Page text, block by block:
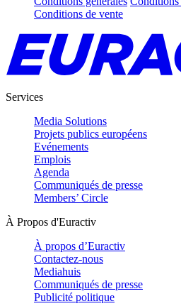
Conditions de vente
Services
Media Solutions
Projets publics européens
Evénements
Emplois
Agenda
Communiqués de presse
Members’ Circle
À Propos d'Euractiv
À propos d’Euractiv
Contactez-nous
Mediahuis
Communiqués de presse
Publicité politique